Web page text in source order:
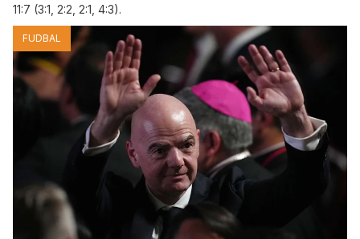
11:7 (3:1, 2:2, 2:1, 4:3).
FUDBAL